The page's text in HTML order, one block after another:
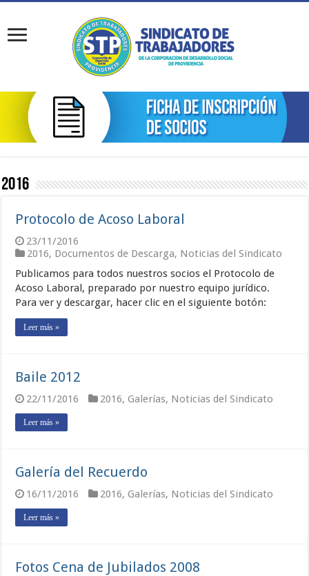
2016
Protocolo de Acoso Laboral
23/11/2016
2016, Documentos de Descarga, Noticias del Sindicato
Publicamos para todos nuestros socios el Protocolo de
Acoso Laboral, preparado por nuestro equipo jurídico.
Para ver y descargar, hacer clic en el siguiente botón:
Leer más »
Baile 2012
22/11/2016 2016,Galerías, Noticias del Sindicato
Leer más »
Galería del Recuerdo
16/11/2016 2016,Galerías, Noticias del Sindicato
Leer más »
Fotos Cena de Jubilados 2008